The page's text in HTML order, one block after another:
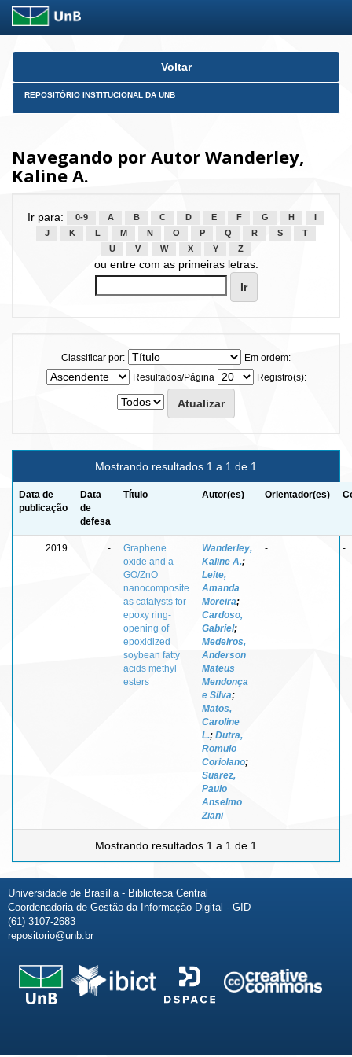
Skip
Voltar
REPOSITÓRIO INSTITUCIONAL DA UNB
Navegando por Autor Wanderley,
Kaline A.
Ir para: 0-9 A B C D E F G H
J
K L M N O P Q R S
T
U
V W X Y Z
ou entre com as primeiras letras:
Classificar por:
Em ordem:
Resultados/Página
Registro(s):
Mostrando resultados 1 a 1 de 1
Data de
publicação
Data
de
defesa
Título Autor(es) Orientador(es)
2019 -
Graphene
oxide and a
GO/ZnO
nanocomposite
as catalysts for
epoxy ring-
opening of
epoxidized
soybean fatty
acids methyl
esters
Wanderley,
Kaline A.;
Leite,
Amanda
Moreira;
Cardoso,
Gabriel;
Medeiros,
Anderson
Mateus
Mendonça
e Silva;
Matos,
Caroline
L.; Dutra,
Romulo
Coriolano;
Suarez,
Paulo
Anselmo
Ziani
- -
Mostrando resultados 1 a 1 de 1
Universidade de Brasília - Biblioteca Central
Coordenadoria de Gestão da Informação Digital - GID
(61) 3107-2683
repositorio@unb.br